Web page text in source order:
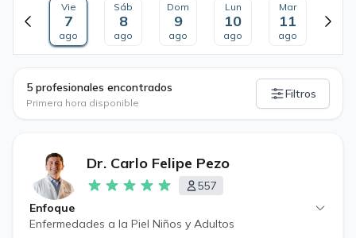
Vie
7
ago
Sáb
8
ago
Dom
9
ago
Lun
10
ago
Mar
11
ago
5 profesionales encontrados
Primera hora disponible
Filtros
Dr. Carlo Felipe Pezo
557
Enfoque
Enfermedades a la Piel Niños y Adultos